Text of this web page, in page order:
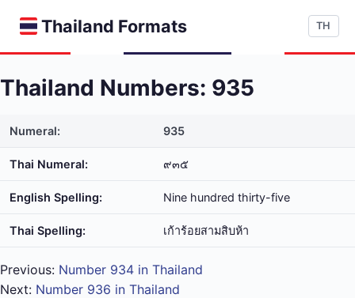
Thailand Formats TH
Thailand Numbers: 935
Numeral: 935
Thai Numeral: ๙๓๕
English Spelling: Nine hundred thirty-five
Thai Spelling: เก้า​ร้อย​สาม​สิบ​ห้า
Previous: Number 934 in Thailand
Next: Number 936 in Thailand